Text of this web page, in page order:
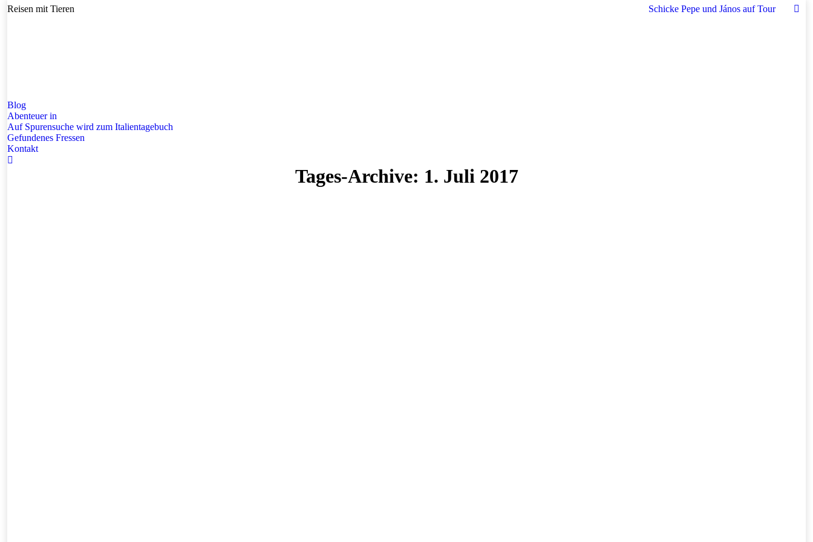
Reisen mit Tieren Schicke Pepe und János auf Tour
Blog
Abenteuer in
Auf Spurensuche wird zum Italientagebuch
Gefundenes Fressen
Kontakt
Search:
Tages-Archive: 1. Juli 2017